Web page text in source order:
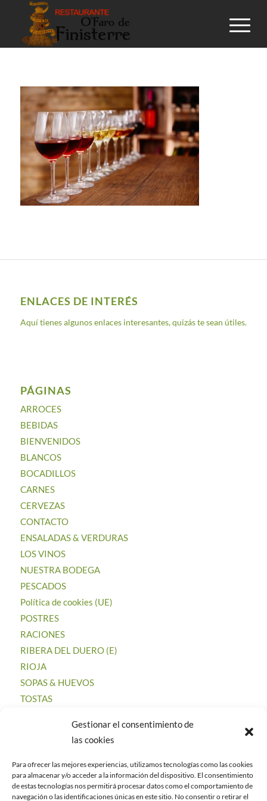
Gestionar el consentimiento de
las cookies
Para ofrecer las mejores experiencias, utilizamos tecnologías como las cookies
para almacenar y/o acceder a la información del dispositivo. El consentimiento
de estas tecnologías nos permitirá procesar datos como el comportamiento de
navegación o las identificaciones únicas en este sitio. No consentir o retirar el
ENLACES DE INTERÉS
Aquí tienes algunos enlaces interesantes, quizás te sean útiles.
PÁGINAS
ARROCES
BEBIDAS
BIENVENIDOS
BLANCOS
BOCADILLOS
CARNES
CERVEZAS
CONTACTO
ENSALADAS & VERDURAS
LOS VINOS
NUESTRA BODEGA
PESCADOS
Política de cookies (UE)
POSTRES
RACIONES
RIBERA DEL DUERO (E)
RIOJA
SOPAS & HUEVOS
TOSTAS
CATEGORÍAS
Uncategorized